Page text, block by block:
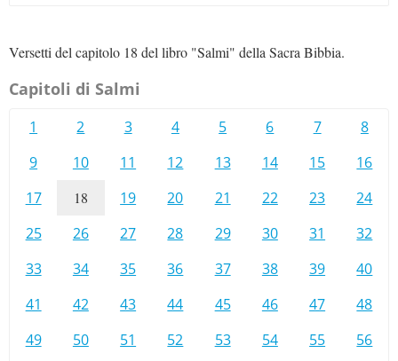
Versetti del capitolo 18 del libro "Salmi" della Sacra Bibbia.
Capitoli di Salmi
1 2 3 4 5 6 7
8
9
10 11 12 13 14 15
16
17
18 19 20 21 22 23
24
25
26 27 28 29 30 31
32
33
34 35 36 37 38 39
40
41
42 43 44 45 46 47
48
49
50 51 52 53 54 55
56